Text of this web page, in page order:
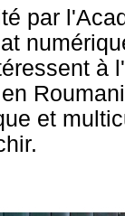
par
à
et